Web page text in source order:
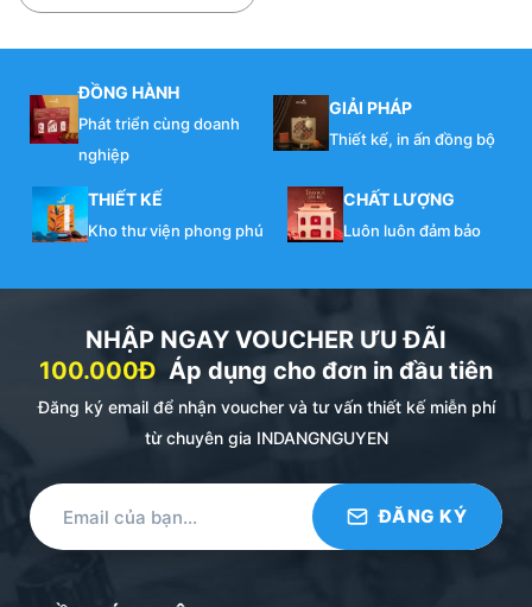
ĐỒNG HÀNH
Phát triển cùng doanh
nghiệp
GIẢI PHÁP
Thiết kế, in ấn đồng bộ
THIẾT KẾ
Kho thư viện phong phú
CHẤT LƯỢNG
Luôn luôn đảm bảo
NHẬP NGAY VOUCHER ƯU ĐÃI
100.000Đ Áp dụng cho đơn in đầu tiên
Đăng ký email để nhận voucher và tư vấn thiết kế miễn phí
từ chuyên gia INDANGNGUYEN